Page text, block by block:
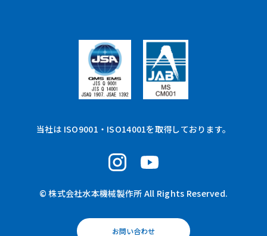
お問い合わせ
当社は ISO9001・ISO14001を取得しております。
© 株式会社水本機械製作所 All Rights Reserved.